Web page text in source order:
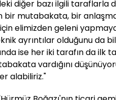
diğer bazı ilgili taraflarla
bir mutabakata, bir
elimizden geleni
ayrıntılar olduğunu da
ise her iki tarafın da ilk
vardığını
alabiliriz."